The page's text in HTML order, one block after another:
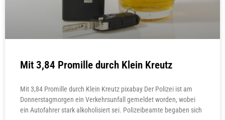
Mit 3,84 Promille durch Klein Kreutz
Mit 3,84 Promille durch Klein Kreutz pixabay Der Polizei ist am
Donnerstagmorgen ein Verkehrsunfall gemeldet worden, wobei
ein Autofahrer stark alkoholisiert sei. Polizeibeamte begaben sich